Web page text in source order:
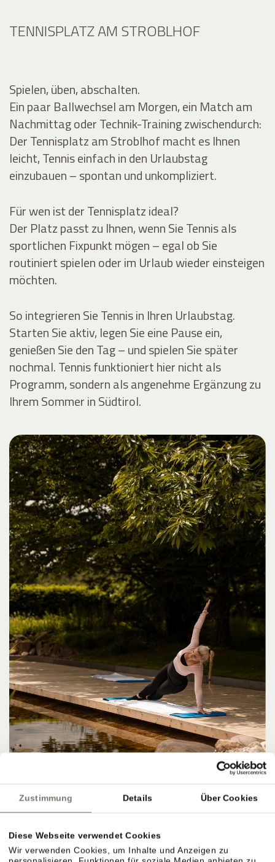
Zustimmung Details Über Cookies
Diese Webseite verwendet Cookies
Wir verwenden Cookies, um Inhalte und Anzeigen zu
TENNISPLATZ AM STROBLHOF
Spielen, üben, abschalten.
Ein paar Ballwechsel am Morgen, ein Match am
Nachmittag oder Technik-Training zwischendurch:
Der Tennisplatz am Stroblhof macht es Ihnen
leicht, Tennis einfach in den Urlaubstag
einzubauen – spontan und unkompliziert.
Für wen ist der Tennisplatz ideal?
Der Platz passt zu Ihnen, wenn Sie Tennis als
sportlichen Fixpunkt mögen – egal ob Sie
routiniert spielen oder im Urlaub wieder einsteigen
möchten.
So integrieren Sie Tennis in Ihren Urlaubstag.
Starten Sie aktiv, legen Sie eine Pause ein,
genießen Sie den Tag – und spielen Sie später
nochmal. Tennis funktioniert hier nicht als
Programm, sondern als angenehme Ergänzung zu
Ihrem Sommer in Südtirol.